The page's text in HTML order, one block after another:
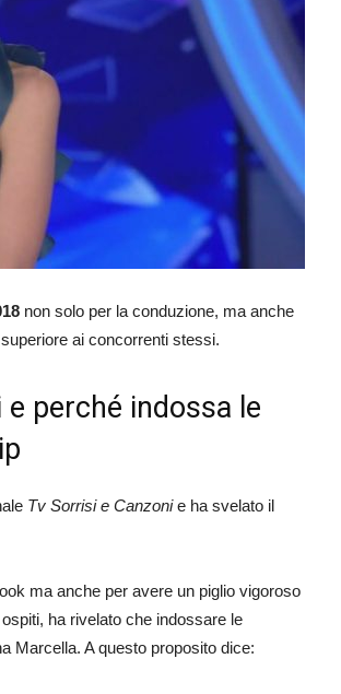
non solo per la conduzione, ma anche
ai concorrenti stessi.
perché indossa le
Tv Sorrisi e Canzonie ha svelato il
ma anche per avere un piglio vigoroso
ha rivelato che indossare le
Marcella. A questo proposito dice: